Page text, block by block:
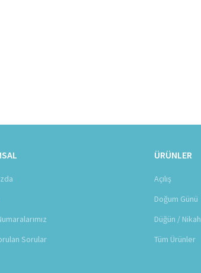
Sorular
ÜRÜNLER
Açılış
Doğum Günü
Düğün / Nikah
Tüm Ürünler